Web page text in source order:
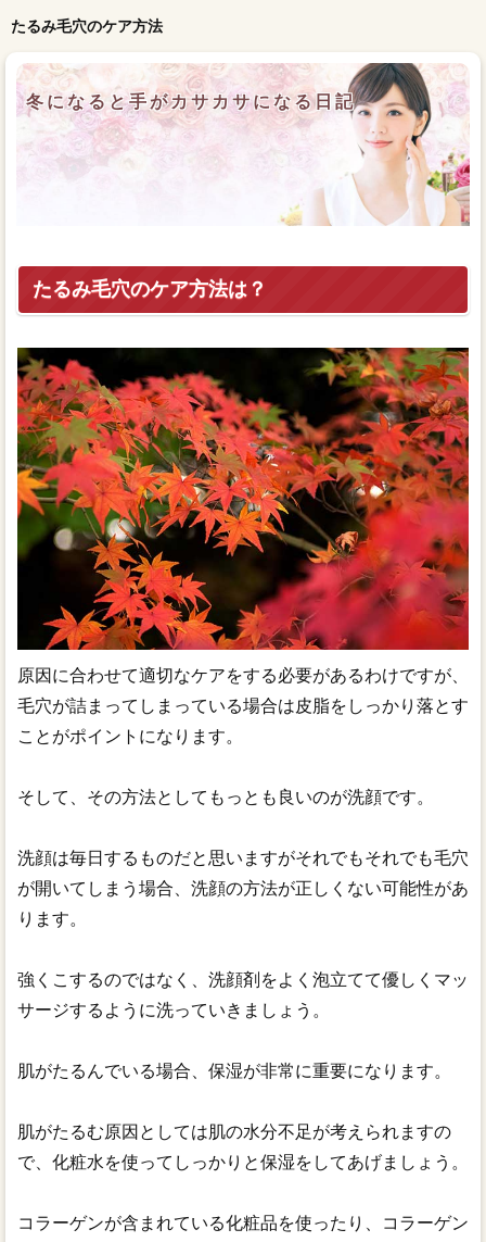
たるみ毛穴のケア方法
冬になると手がカサカサになる日記
たるみ毛穴のケア方法は？
原因に合わせて適切なケアをする必要があるわけですが、
毛穴が詰まってしまっている場合は皮脂をしっかり落とす
ことがポイントになります。
そして、その方法としてもっとも良いのが洗顔です。
洗顔は毎日するものだと思いますがそれでもそれでも毛穴
が開いてしまう場合、洗顔の方法が正しくない可能性があ
ります。
強くこするのではなく、洗顔剤をよく泡立てて優しくマッ
サージするように洗っていきましょう。
肌がたるんでいる場合、保湿が非常に重要になります。
肌がたるむ原因としては肌の水分不足が考えられますの
で、化粧水を使ってしっかりと保湿をしてあげましょう。
コラーゲンが含まれている化粧品を使ったり、コラーゲン